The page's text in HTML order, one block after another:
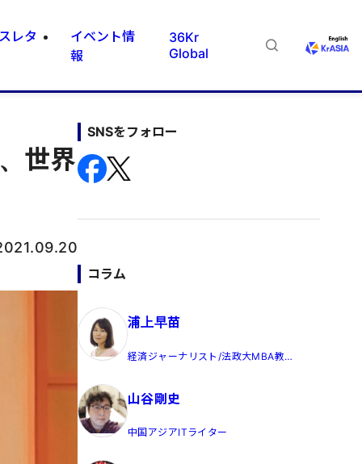
レタ
イベント情
報
36Kr
Global
世界
SNSをフォロー
コラム
浦上早苗
経済ジャーナリスト/法政大MBA教
山谷剛史
中国アジアITライター